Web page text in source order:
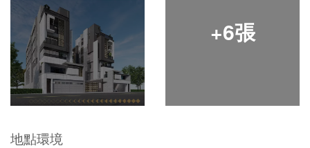
+6張
地點環境